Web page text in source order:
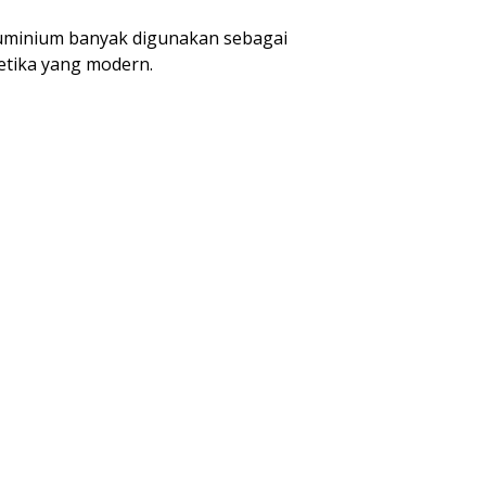
banyak digunakan sebagai
yang modern.